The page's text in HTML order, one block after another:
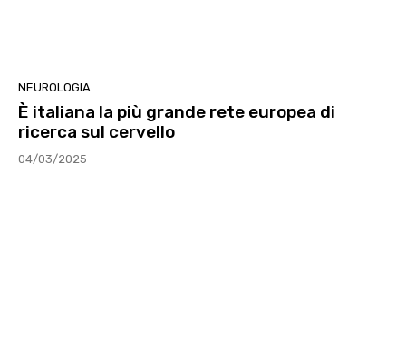
NEUROLOGIA
È italiana la più grande rete europea di
ricerca sul cervello
04/03/2025